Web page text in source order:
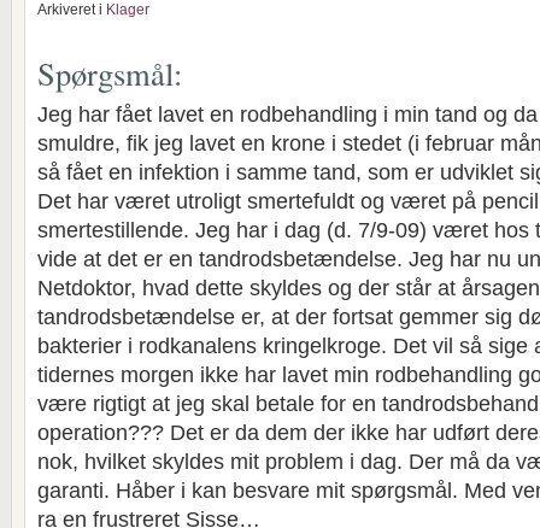
Arkiveret i Klager
Spørgsmål:
Jeg har fået lavet en rodbehandling i min tand og
smuldre, fik jeg lavet en krone i stedet (i februar
så fået en infektion i samme tand, som er udviklet
Det har været utroligt smertefuldt og været på
smertestillende. Jeg har i dag (d. 7/9-09) været
vide at det er en tandrodsbetændelse. Jeg har nu
Netdoktor, hvad dette skyldes og der står at
tandrodsbetændelse er, at der fortsat gemmer sig
bakterier i rodkanalens kringelkroge. Det vil så
tidernes morgen ikke har lavet min rodbehandling
være rigtigt at jeg skal betale for en
operation??? Det er da dem der ikke har udført
nok, hvilket skyldes mit problem i dag. Der må da
garanti. Håber i kan besvare mit spørgsmål. Med
ra en frustreret Sisse…